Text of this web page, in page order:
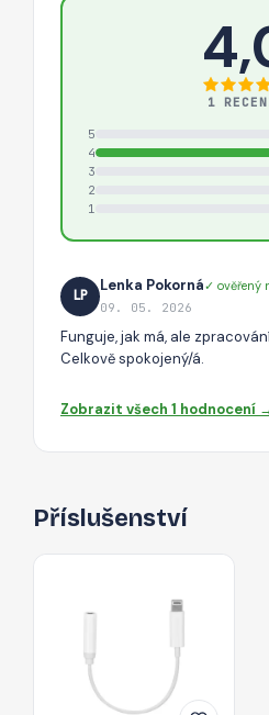
1
5
4
3
2
1
LP
Lenka Pokorná✓ ověřený
09. 05. 2026
Funguje, jak má, ale
Celkově spokojený/á.
Zobrazit všech 1 hodnocení
Příslušenství